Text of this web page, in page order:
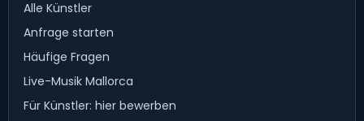
Alle Künstler
Anfrage starten
Häufige Fragen
Live-Musik Mallorca
Für Künstler: hier bewerben